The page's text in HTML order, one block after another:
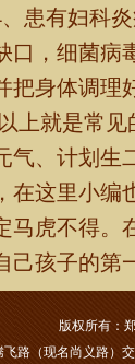
有妇科炎
口，细菌病
把身体调理
就是常见的
气、计划生
在这里小编
马虎不得。
己孩子的第
版权所有：
路（现名尚义路）